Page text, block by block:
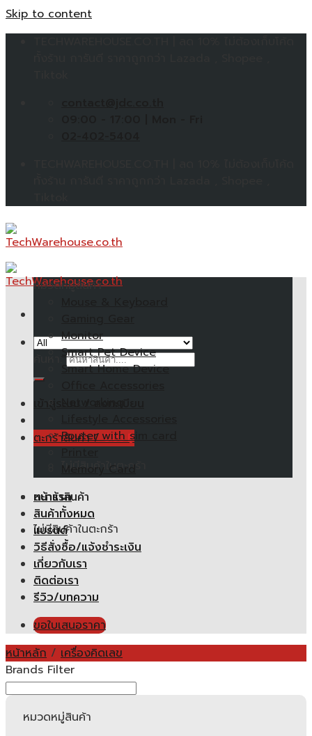
Skip to content
ตะกร้าสินค้า /0.00฿
ไม่มีสินค้าในตะกร้า
ตะกร้าสินค้า
ไม่มีสินค้าในตะกร้า
หมวดหมู่สินค้า
Monitor
Smart Pet Device
Smart Home Device
Router with sim card
Memory Card
หน้าแรก
สินค้าทั้งหมด
แบรนด์
วิธีสั่งซื้อ/แจ้งชำระเงิน
เกี่ยวกับเรา
ติดต่อเรา
รีวิว/บทความ
ขอใบเสนอราคา
หน้าหลัก / เครื่องคิดเลข
Brands Filter
หมวดหมู่สินค้า